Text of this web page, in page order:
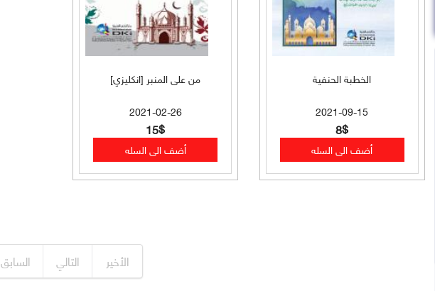
الخطبة الحنفية
2021-09-15
8$
من على المنبر [انكليزي]
2021-02-26
15$
السابق التالي الأخير